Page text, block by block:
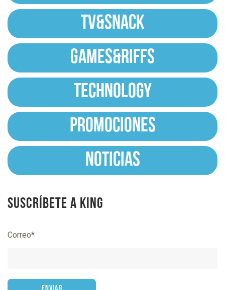
TV&SNACK
GAMES&RIFFS
TECHNOLOGY
PROMOCIONES
NOTICIAS
Suscríbete a King
Correo*